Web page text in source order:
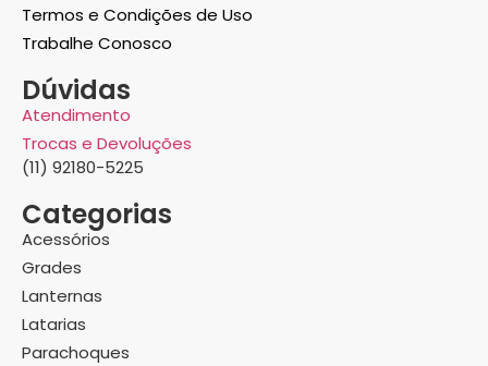
Termos e Condições de Uso
Trabalhe Conosco
Dúvidas
Atendimento
Trocas e Devoluções
(11) 92180-5225
Categorias
Acessórios
Grades
Lanternas
Latarias
Parachoques